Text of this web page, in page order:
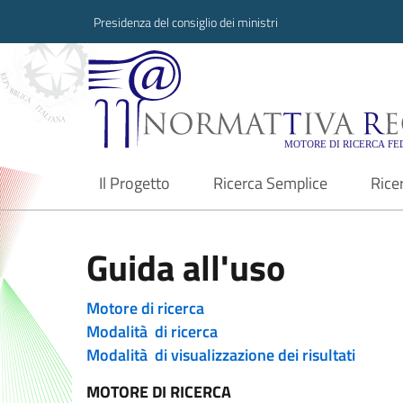
Presidenza del consiglio dei ministri
Normattiva
Il Progetto
current Ricerca Semplice
Guida all'uso
Motore di ricerca
Modalità di ricerca
Modalità di visualizzazione dei risultati
MOTORE DI RICERCA